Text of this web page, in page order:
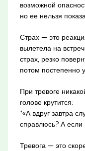
возможной
но ее нельзя
Страх — это
вылетела на
страх, резко
потом постепенно
При тревоге
голове крутится:
*«А вдруг завтра
справлюсь? А если
Тревога — это